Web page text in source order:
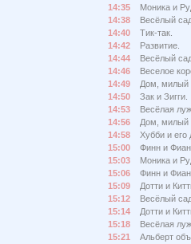
14:35
Моника и
14:38
Весёлый
14:40
Тик-так.
14:42
Развитие.
14:44
Весёлый
14:46
Веселое
14:49
Дом, милый
14:50
Зак и Зигги.
14:53
Весёлая
14:56
Дом, милый
14:58
Хубби и его
15:00
Финн и
15:03
Моника и
15:06
Финн и
15:09
Дотти и
15:12
Весёлый
15:14
Дотти и
15:18
Весёлая
15:21
Альберт